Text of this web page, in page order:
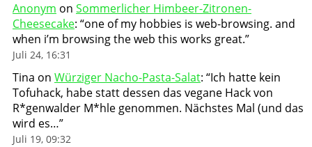
Anonym on Sommerlicher Himbeer-Zitronen-
Cheesecake: “one of my hobbies is web-browsing. and
when i’m browsing the web this works great.”
Juli 24, 16:31
Tina on Würziger Nacho-Pasta-Salat: “Ich hatte kein
Tofuhack, habe statt dessen das vegane Hack von
R*genwalder M*hle genommen. Nächstes Mal (und das
wird es…”
Juli 19, 09:32